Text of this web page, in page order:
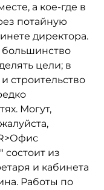
а кое-где в
потайную
директора.
цели; в
строительство
Могут,
из
и кабинета
Работы по